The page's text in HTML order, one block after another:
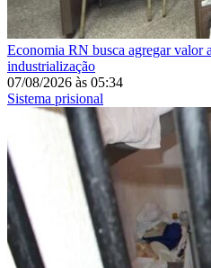
Economia RN busca agregar valor
industrialização
07/08/2026 às 05:34
Sistema prisional